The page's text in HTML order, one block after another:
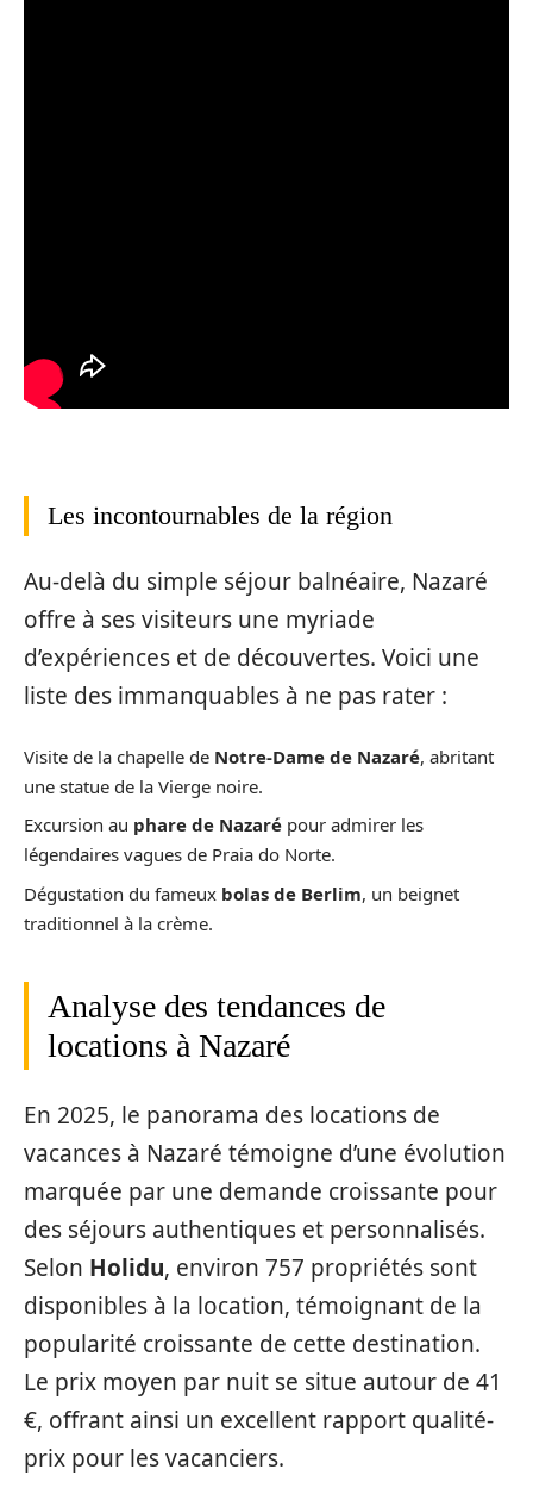
Les incontournables de la région
Au-delà du simple séjour balnéaire, Nazaré
offre à ses visiteurs une myriade
d’expériences et de découvertes. Voici une
liste des immanquables à ne pas rater :
Visite de la chapelle de Notre-Dame de Nazaré, abritant
une statue de la Vierge noire.
Excursion au phare de Nazaré pour admirer les
légendaires vagues de Praia do Norte.
Dégustation du fameux bolas de Berlim, un beignet
traditionnel à la crème.
Analyse des tendances de
locations à Nazaré
En 2025, le panorama des locations de
vacances à Nazaré témoigne d’une évolution
marquée par une demande croissante pour
des séjours authentiques et personnalisés.
Selon Holidu, environ 757 propriétés sont
disponibles à la location, témoignant de la
popularité croissante de cette destination.
Le prix moyen par nuit se situe autour de 41
€, offrant ainsi un excellent rapport qualité-
prix pour les vacanciers.